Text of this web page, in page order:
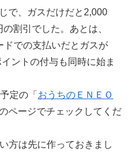
で、ガスだけだと2,000
割引でした。あとは、
ドでの支払いだとガスが
ントの付与も同時に始ま
定の「 おうちのＥＮＥＯ
のページでチェックしてくだ
方は先に作っておきまし